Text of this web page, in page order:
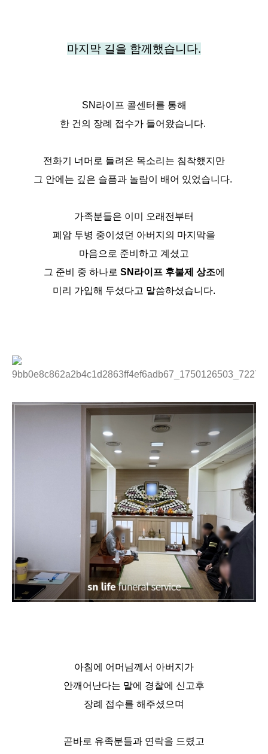
마지막 길을 함께했습니다.
SN라이프 콜센터를 통해
한 건의 장례 접수가 들어왔습니다.
전화기 너머로 들려온 목소리는 침착했지만
그 안에는 깊은 슬픔과 놀람이 배어 있었습니다.
가족분들은 이미 오래전부터
폐암 투병 중이셨던 아버지의 마지막을
마음으로 준비하고 계셨고
그 준비 중 하나로 SN라이프 후불제 상조에
미리 가입해 두셨다고 말씀하셨습니다.
아침에 어머님께서 아버지가
안깨어난다는 말에 경찰에 신고후
장례 접수를 해주셨으며
곧바로 유족분들과 연락을 드렸고